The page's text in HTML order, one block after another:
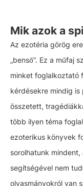
Mik azok a
Az ezotéria görög
„benső”. Ez a műfaj
minket foglalkoztató
kérdésekre mindig
összetett,
több ilyen téma
ezoterikus könyvek
sorolhatunk
segítségével nem
olvasmányokról van